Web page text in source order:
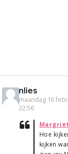
nlies
maandag 16
22:56
Hoe
kijken